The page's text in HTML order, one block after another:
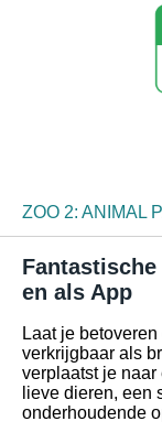
ZOO 2: ANIMAL
NIEUWS
SPELINZAGE
FAQ
en als App
Laat je
verkrijgbaar als
verplaatst je
lieve dieren, een
onderhoudende